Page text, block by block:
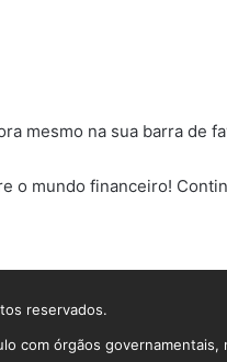
mesmo na sua barra de
o mundo financeiro!
reservados.
com órgãos governamentais,